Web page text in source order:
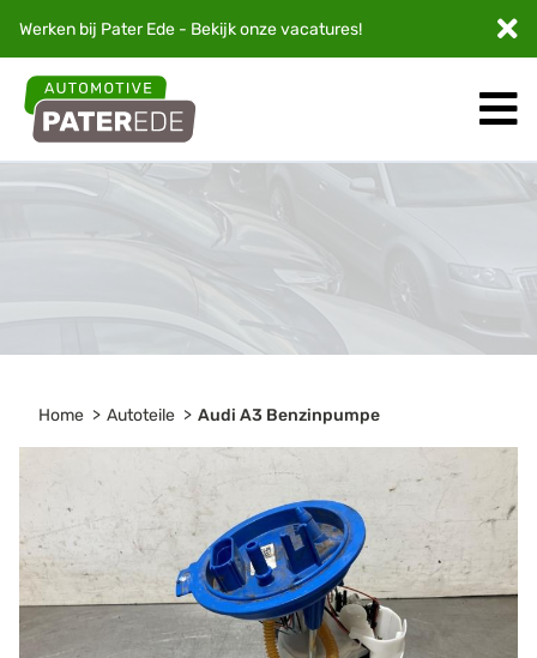
Werken bij Pater Ede - Bekijk onzevacatures!
Home Autoteile Audi A3 Benzinpumpe